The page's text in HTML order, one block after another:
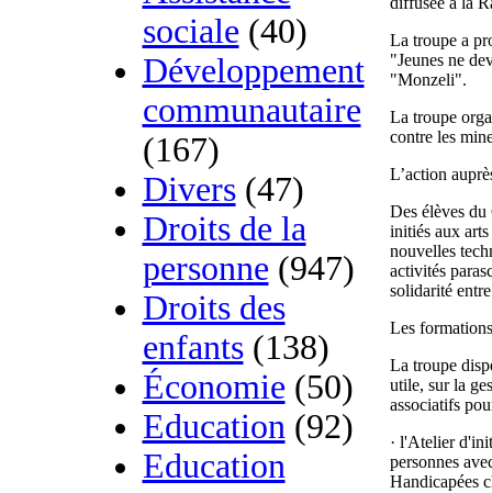
sociale (40)
Développement
communautaire
(167)
Divers(47)
Droits de la
personne (947)
Droits des
enfants(138)
Économie (50)
Education(92)
Education
La troupe a
"Jeunes ne
"Monzeli".
La troupe
contre les
L’action
Des élèves
initiés aux
nouvelles
activités
solidarité
Les
La troupe
utile, sur la
associatifs
· l'Atelier
personnes
Handicapées